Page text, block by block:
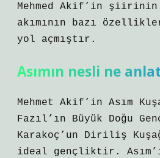
Mehmed Akif’in
akımının bazı
yol açmıştır.
Asımın nesli ne
Mehmet Akif’in Asım
Fazıl’ın Büyük Doğu
Karakoç’un Diriliş
ideal gençliktir.